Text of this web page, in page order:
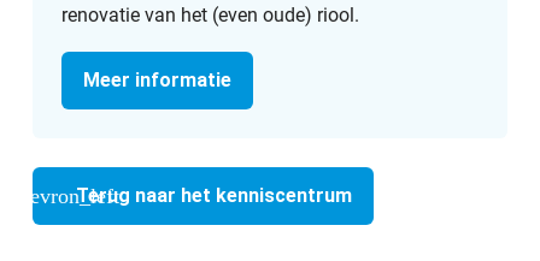
renovatie van het (even oude) riool.
Meer informatie
chevron_leftTerug naar het kenniscentrum